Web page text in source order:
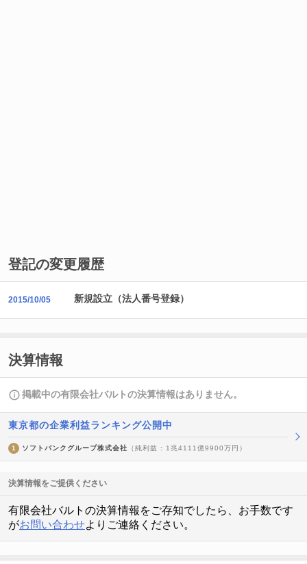
登記の変更履歴
2015/10/05 新規設立（法人番号登録）
決算情報
掲載中の有限会社バルトの決算情報はありません。
東京都の企業利益ランキング公開中
1 ソフトバンクグループ株式会社 （純利益 : 1兆4111億9900万円）
決算情報をご提供ください
有限会社バルトの決算情報をご存知でしたら、お手数です
がお問い合わせよりご連絡ください。